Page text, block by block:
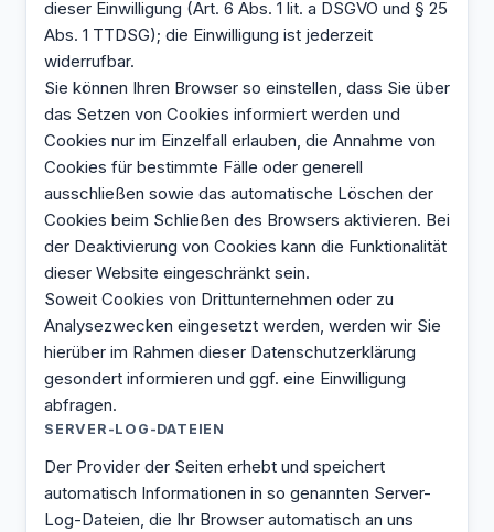
dieser Einwilligung (Art. 6 Abs. 1 lit. a DSGVO und § 25
Abs. 1 TTDSG); die Einwilligung ist jederzeit
widerrufbar.
Sie können Ihren Browser so einstellen, dass Sie über
das Setzen von Cookies informiert werden und
Cookies nur im Einzelfall erlauben, die Annahme von
Cookies für bestimmte Fälle oder generell
ausschließen sowie das automatische Löschen der
Cookies beim Schließen des Browsers aktivieren. Bei
der Deaktivierung von Cookies kann die Funktionalität
dieser Website eingeschränkt sein.
Soweit Cookies von Drittunternehmen oder zu
Analysezwecken eingesetzt werden, werden wir Sie
hierüber im Rahmen dieser Datenschutzerklärung
gesondert informieren und ggf. eine Einwilligung
abfragen.
SERVER-LOG-DATEIEN
Der Provider der Seiten erhebt und speichert
automatisch Informationen in so genannten Server-
Log-Dateien, die Ihr Browser automatisch an uns